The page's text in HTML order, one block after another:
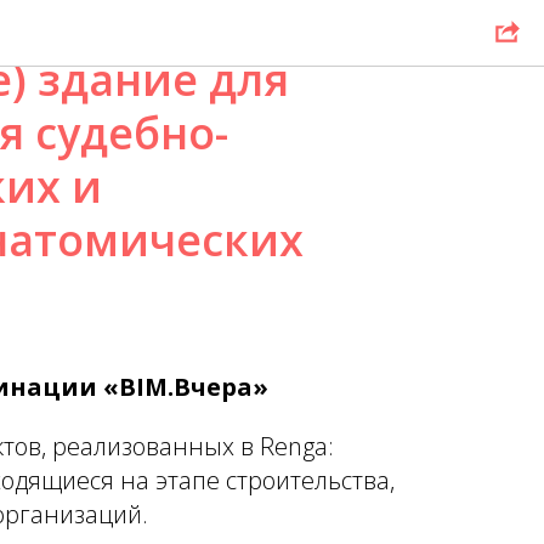
здание для
судебно-
и
«BIM.Вчера»
реализованных в Renga:
на этапе строительства,